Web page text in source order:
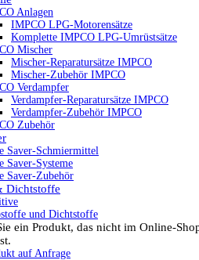
Anlagen
IMPCO LPG-Motorensätze
Komplette IMPCO LPG-Umrüstsätze
Mischer
Mischer-Reparatursätze IMPCO
Mischer-Zubehör IMPCO
Verdampfer
Verdampfer-Reparatursätze IMPCO
Verdampfer-Zubehör IMPCO
Zubehör
Saver-Schmiermittel
Saver-Systeme
Saver-Zubehör
Dichtstoffe
und Dichtstoffe
ein Produkt, das nicht im Online-
auf Anfrage